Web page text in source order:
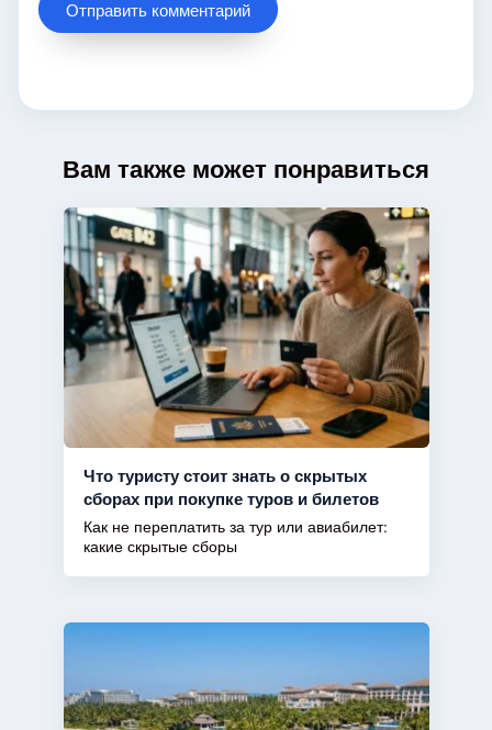
Вам также может понравиться
Что туристу стоит знать о скрытых
сборах при покупке туров и билетов
Как не переплатить за тур или авиабилет:
какие скрытые сборы